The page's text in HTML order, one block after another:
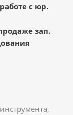
с юр.
зап.